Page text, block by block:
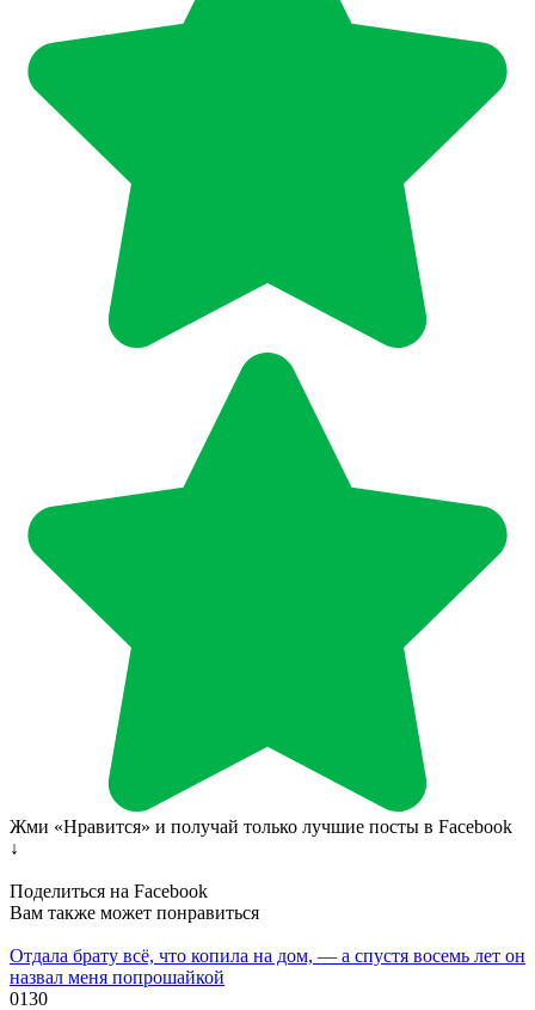
Жми «Нравится» и получай только лучшие посты в Facebook
↓
Поделиться на Facebook
Вам также может понравиться
Отдала брату всё, что копила на дом, — а спустя восемь лет он
назвал меня попрошайкой
0130